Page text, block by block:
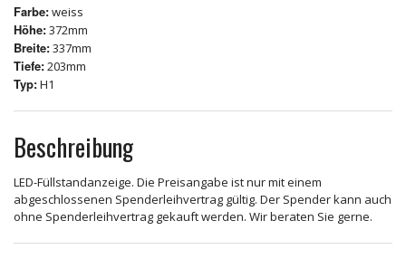
Farbe:weiss
Höhe:372mm
Breite:337mm
Tiefe:203mm
Typ:H1
Beschreibung
LED-Füllstandanzeige. Die Preisangabe ist nur mit einem
abgeschlossenen Spenderleihvertrag gültig. Der Spender kann auch
ohne Spenderleihvertrag gekauft werden. Wir beraten Sie gerne.